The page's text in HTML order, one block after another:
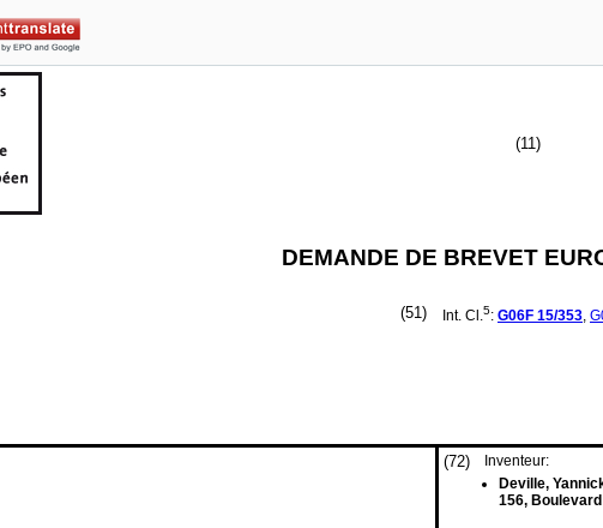
(11)
DEMANDE DE BREVET
(51) Int. Cl.5: G06F 15/353,
(72)
Inventeur:
Deville,
156,